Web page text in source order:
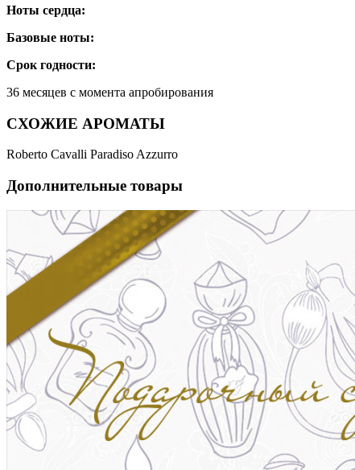
Ноты сердца:
Базовые ноты:
Срок годности:
36 месяцев с момента апробирования
СХОЖИЕ АРОМАТЫ
Roberto Cavalli Paradiso Azzurro
Дополнительные товары